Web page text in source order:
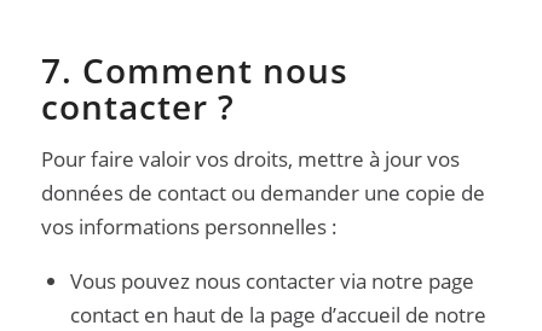
7. Comment nous
contacter ?
Pour faire valoir vos droits, mettre à jour vos
données de contact ou demander une copie de
vos informations personnelles :
Vous pouvez nous contacter via notre page
contact en haut de la page d’accueil de notre